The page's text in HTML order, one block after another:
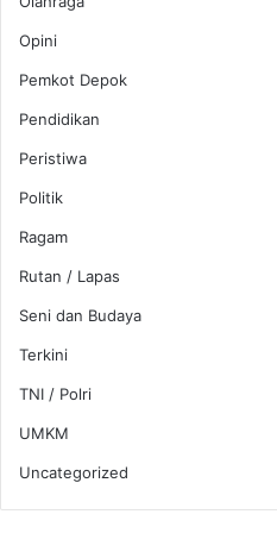
Opini
Pemkot Depok
Pendidikan
Peristiwa
Politik
Ragam
Rutan / Lapas
Seni dan Budaya
Terkini
TNI / Polri
UMKM
Uncategorized